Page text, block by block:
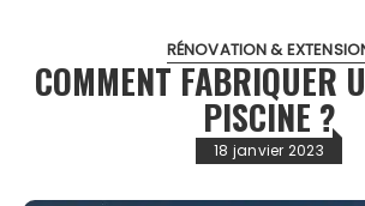
RÉNOVATION &
COMMENT FABRIQUER
PISCINE ?
18 janvier 2023